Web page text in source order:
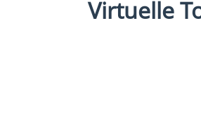
Virtuelle